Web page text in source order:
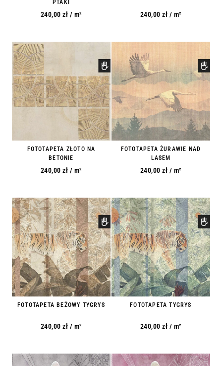
PTAKI
240,00 zł / m² 240,00 zł / m²
FOTOTAPETA ZŁOTO NA
BETONIE
240,00 zł / m²
FOTOTAPETA ŻURAWIE NAD
LASEM
240,00 zł / m²
FOTOTAPETA BEŻOWY TYGRYS
240,00 zł / m²
FOTOTAPETA TYGRYS
240,00 zł / m²